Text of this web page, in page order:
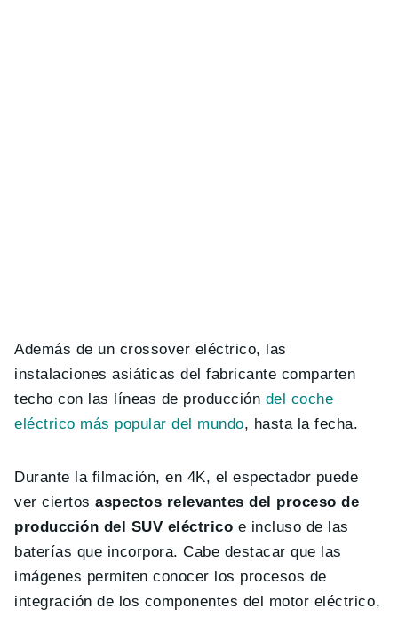
Además de un crossover eléctrico, las
instalaciones asiáticas del fabricante comparten
techo con las líneas de producción del coche
eléctrico más popular del mundo, hasta la fecha.
Durante la filmación, en 4K, el espectador puede
ver ciertosaspectos relevantes del proceso de
producción del SUV eléctrico e incluso de las
baterías que incorpora. Cabe destacar que las
imágenes permiten conocer los procesos de
integración de los componentes del motor eléctrico,